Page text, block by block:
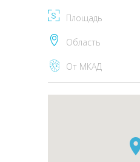
Площадь
Область
От МКАД